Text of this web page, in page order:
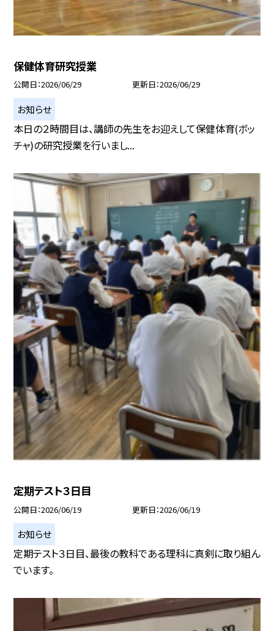
保健体育研究授業
公開日 2026/06/29 更新日 2026/06/29
お知らせ
本日の２時間目は、講師の先生をお迎えして保健体育(ボッ
チャ)の研究授業を行いまし...
定期テスト３日目
公開日 2026/06/19 更新日 2026/06/19
お知らせ
定期テスト３日目、最後の教科である理科に真剣に取り組ん
でいます。